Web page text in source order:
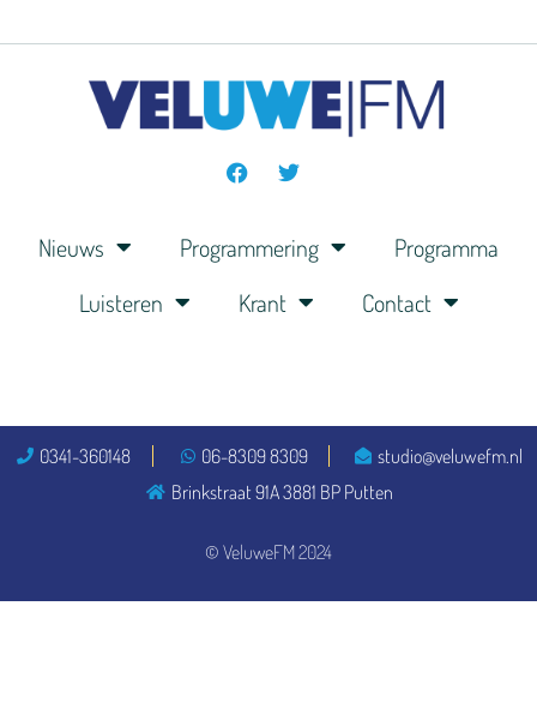
Nieuws Programmering
Programma
Luisteren
Krant Contact
© VeluweFM 2024
0341-360148 06-8309 8309
studio@veluwefm.nl
Brinkstraat 91A 3881 BP Putten